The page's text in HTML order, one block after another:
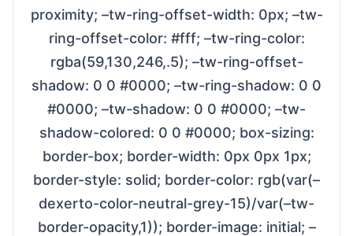
proximity; –tw-ring-offset-width: 0px; –tw-
ring-offset-color: #fff; –tw-ring-color:
rgba(59,130,246,.5); –tw-ring-offset-
shadow: 0 0 #0000; –tw-ring-shadow: 0 0
#0000; –tw-shadow: 0 0 #0000; –tw-
shadow-colored: 0 0 #0000; box-sizing:
border-box; border-width: 0px 0px 1px;
border-style: solid; border-color: rgb(var(–
dexerto-color-neutral-grey-15)/var(–tw-
border-opacity,1)); border-image: initial; –